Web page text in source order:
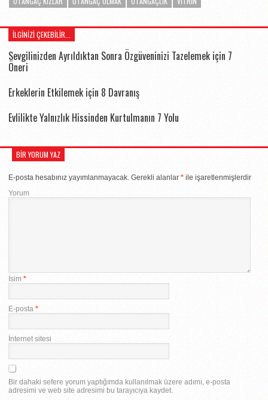
İLGINIZI ÇEKEBILIR...
Sevgilinizden Ayrıldıktan Sonra Özgüveninizi Tazelemek için 7
Öneri
Erkeklerin Etkilemek için 8 Davranış
Evlilikte Yalnızlık Hissinden Kurtulmanın 7 Yolu
BIR YORUM YAZ
E-posta hesabınız yayımlanmayacak. Gerekli alanlar * ile işaretlenmişlerdir
Yorum
İsim *
E-posta *
İnternet sitesi
Bir dahaki sefere yorum yaptığımda kullanılmak üzere adımı, e-posta
adresimi ve web site adresimi bu tarayıcıya kaydet.